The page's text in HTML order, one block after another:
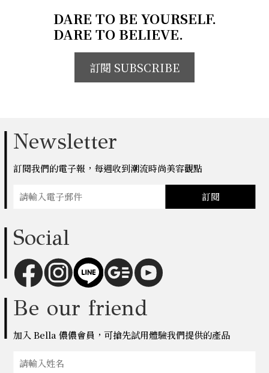
DARE TO BE YOURSELF.
DARE TO BELIEVE.
訂閱 SUBSCRIBE
Newsletter
訂閱我們的電子報，每週收到潮流時尚美容觀點
訂閱
Social
Be our friend
加入 Bella 儂儂會員，可搶先試用體驗我們提供的產品